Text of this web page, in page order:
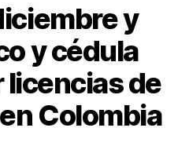
y
y cédula
licencias de
Colombia